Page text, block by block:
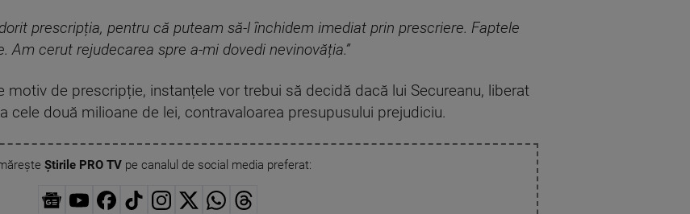
prescripția, pentru că puteam să-l închidem imediat prin prescriere. Faptele
cerut rejudecarea spre a-mi dovedi nevinovăția.”
motiv de prescripție, instanțele vor trebui să decidă dacă lui Secureanu, liberat
cele două milioane de lei, contravaloarea presupusului prejudiciu.
Știrile PRO TVpe canalul de social media preferat: